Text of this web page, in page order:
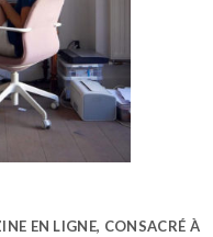
EN LIGNE, CONSACRÉ À